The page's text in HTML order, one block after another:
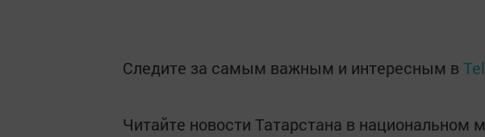
Следите за самым важным и интересным в
Читайте новости Татарстана в национальном